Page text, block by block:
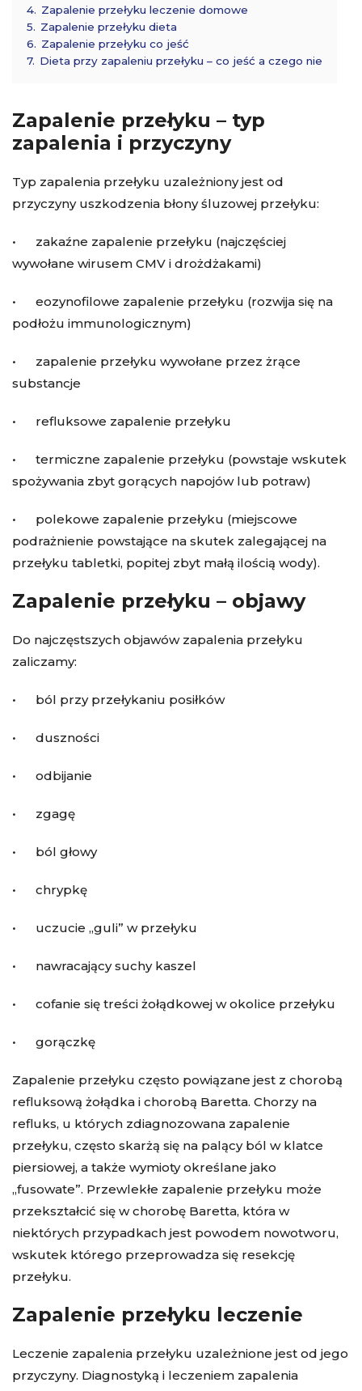
4. Zapalenie przełyku leczenie domowe
5. Zapalenie przełyku dieta
6. Zapalenie przełyku co jeść
7. Dieta przy zapaleniu przełyku – co jeść a czego nie
Zapalenie przełyku – typ
zapalenia i przyczyny
Typ zapalenia przełyku uzależniony jest od
przyczyny uszkodzenia błony śluzowej przełyku:
• zakaźne zapalenie przełyku (najczęściej
wywołane wirusem CMV i drożdżakami)
• eozynofilowe zapalenie przełyku (rozwija się na
podłożu immunologicznym)
• zapalenie przełyku wywołane przez żrące
substancje
• refluksowe zapalenie przełyku
• termiczne zapalenie przełyku (powstaje wskutek
spożywania zbyt gorących napojów lub potraw)
• polekowe zapalenie przełyku (miejscowe
podrażnienie powstające na skutek zalegającej na
przełyku tabletki, popitej zbyt małą ilością wody).
Zapalenie przełyku – objawy
Do najczęstszych objawów zapalenia przełyku
zaliczamy:
• ból przy przełykaniu posiłków
• duszności
• odbijanie
• zgagę
• ból głowy
• chrypkę
• uczucie „guli” w przełyku
• nawracający suchy kaszel
• cofanie się treści żołądkowej w okolice przełyku
• gorączkę
Zapalenie przełyku często powiązane jest z chorobą
refluksową żołądka i chorobą Baretta. Chorzy na
refluks, u których zdiagnozowana zapalenie
przełyku, często skarżą się na palący ból w klatce
piersiowej, a także wymioty określane jako
„fusowate”. Przewlekłe zapalenie przełyku może
przekształcić się w chorobę Baretta, która w
niektórych przypadkach jest powodem nowotworu,
wskutek którego przeprowadza się resekcję
przełyku.
Zapalenie przełyku leczenie
Leczenie zapalenia przełyku uzależnione jest od jego
przyczyny. Diagnostyką i leczeniem zapalenia